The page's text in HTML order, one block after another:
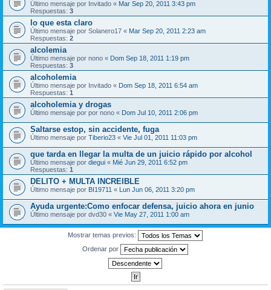
Último mensaje por Invitado « Mar Sep 20, 2011 3:43 pm
Respuestas: 3
lo que esta claro
Último mensaje por Solanero17 « Mar Sep 20, 2011 2:23 am
Respuestas: 2
alcolemia
Último mensaje por nono « Dom Sep 18, 2011 1:19 pm
Respuestas: 3
alcoholemia
Último mensaje por Invitado « Dom Sep 18, 2011 6:54 am
Respuestas: 1
alcoholemia y drogas
Último mensaje por por nono « Dom Jul 10, 2011 2:06 pm
Saltarse estop, sin accidente, fuga
Último mensaje por Tiberio23 « Vie Jul 01, 2011 11:03 pm
que tarda en llegar la multa de un juicio rápido por alcohol
Último mensaje por diegui « Mié Jun 29, 2011 6:52 pm
Respuestas: 1
DELITO + MULTA INCREIBLE
Último mensaje por BI19711 « Lun Jun 06, 2011 3:20 pm
Ayuda urgente:Como enfocar defensa, juicio ahora en junio
Último mensaje por dvd30 « Vie May 27, 2011 1:00 am
Mostrar temas previos:
Ordenar por